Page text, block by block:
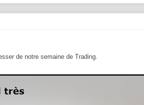
de notre semaine de Trading.